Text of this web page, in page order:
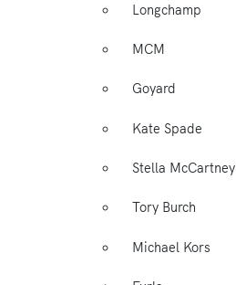
Longchamp
MCM
Goyard
Kate Spade
Stella McCartney
Tory Burch
Michael Kors